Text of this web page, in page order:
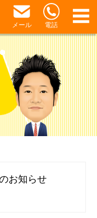
メール 電話
お知らせ